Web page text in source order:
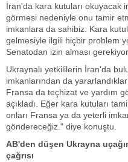
İran'da kara kutuları okuyacak
görmesi nedeniyle onu tamir
imkanlara da sahibiz. Kara
gelmesiyle ilgili hiçbir problem
Senatodan izin alması
Ukraynalı yetkililerin İran'da
imkanlarından da
Fransa da teçhizat ve yardım
açıkladı. Eğer kara kutuları
onları Fransa ya da yeterli
göndereceğiz." diye konuştu.
AB'den düşen Ukrayna
çağrısı